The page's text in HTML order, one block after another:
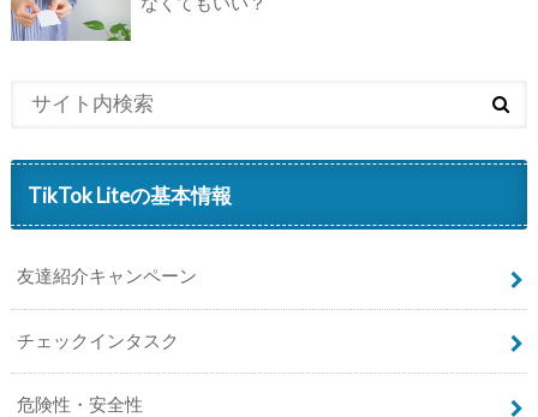
TikTok Liteの基本情報
友達紹介キャンペーン
チェックインタスク
危険性・安全性